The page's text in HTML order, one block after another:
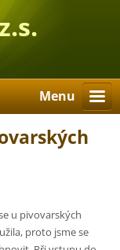
Menu
u pivovarských
proto jsme se